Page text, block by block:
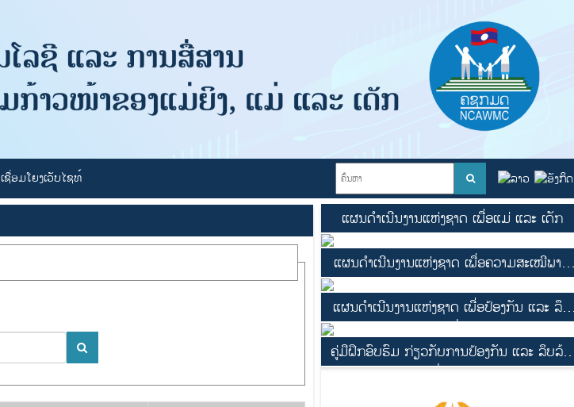
ເຊື່ອມໂຍງເວັບໄຊທ໌
ແຜນດໍາເນີນງານແຫ່ງຊາດ ເພື່ອແມ່ ແລະ ເດັກ
ແຜນດໍາເນີນງານແຫ່ງຊາດ ເພື່ອຄວາມສະເໝີພາບ
ແຜນດໍາເນີນງານແຫ່ງຊາດ ເພື່ອປ້ອງກັນ ແລະ ລຶບ
ຄູ່ມືຝຶກອົບຮົມ ກ່ຽວກັບການປ້ອງກັນ ແລະ ລຶບລ້າງ
ຄວາມຮຸນແຮງຕໍ່ເດັກ ໃນ ສປປ ລາວ